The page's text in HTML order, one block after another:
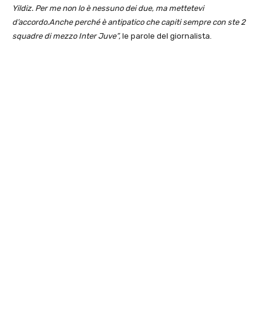
Yildiz. Per me non lo è nessuno dei due, ma mettetevi
d’accordo.Anche perché è antipatico che capiti sempre con ste 2
squadre di mezzo Inter Juve”, le parole del giornalista.